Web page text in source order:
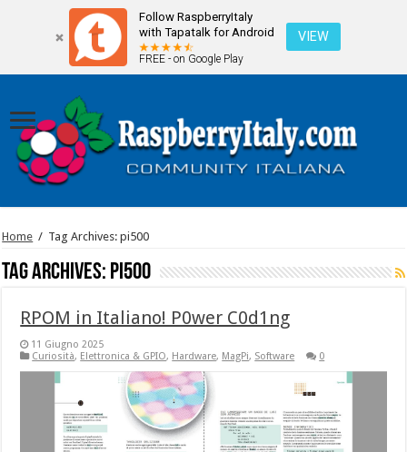
Follow RaspberryItaly
with Tapatalk for Android
FREE - on Google Play
VIEW
Home / Tag Archives: pi500
Tag Archives: pi500
RPOM in Italiano! P0wer C0d1ng
11 Giugno 2025
Curiosità, Elettronica & GPIO, Hardware, MagPi, Software 0